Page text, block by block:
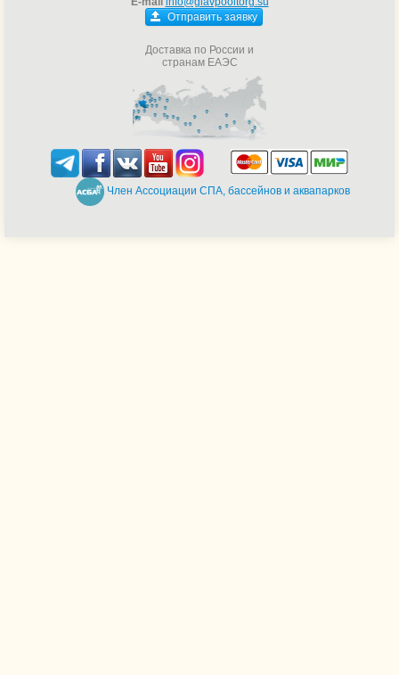
Отправить заявку
Доставка по России и
странам ЕАЭС
Член Ассоциации СПА, бассейнов и аквапарков